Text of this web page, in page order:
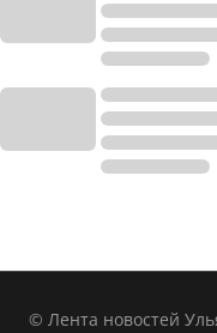
© Лента новостей